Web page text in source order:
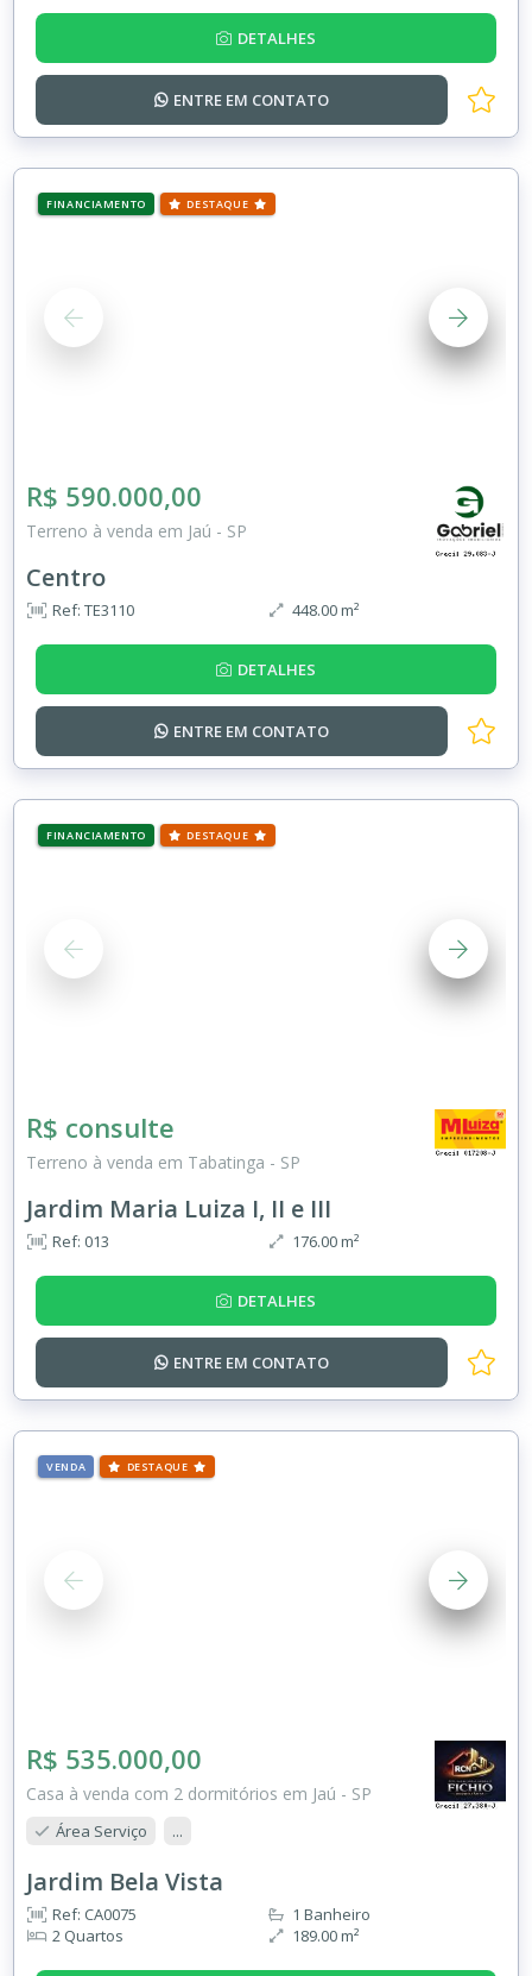
DETALHES
ENTRE EM CONTATO
FINANCIAMENTO DESTAQUE
R$ 590.000,00
Terreno à venda em Jaú - SP
Centro
Ref: TE3110 448.00 m²
DETALHES
ENTRE EM CONTATO
FINANCIAMENTO DESTAQUE
R$ consulte
Terreno à venda em Tabatinga - SP
Jardim Maria Luiza I, II e III
Ref: 013 176.00 m²
DETALHES
ENTRE EM CONTATO
VENDA DESTAQUE
R$ 535.000,00
Casa à venda com 2 dormitórios em Jaú - SP
Área Serviço ...
Jardim Bela Vista
Ref: CA0075
2 Quartos
1 Banheiro
189.00 m²